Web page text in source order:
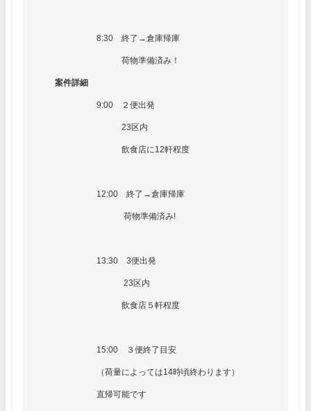
案件詳細
8:30 終了→倉庫帰庫
荷物準備済み！
9:00 ２便出発
23区内
飲食店に12軒程度
12:00 終了→倉庫帰庫
荷物準備済み!
13:30 3便出発
23区内
飲食店５軒程度
15:00 ３便終了目安
（荷量によっては14時頃終わります）
直帰可能です